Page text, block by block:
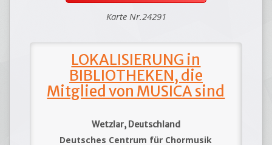
Karte Nr.24291
LOKALISIERUNG in
BIBLIOTHEKEN, die
Mitglied von MUSICA sind
Wetzlar, Deutschland
Deutsches Centrum für Chormusik